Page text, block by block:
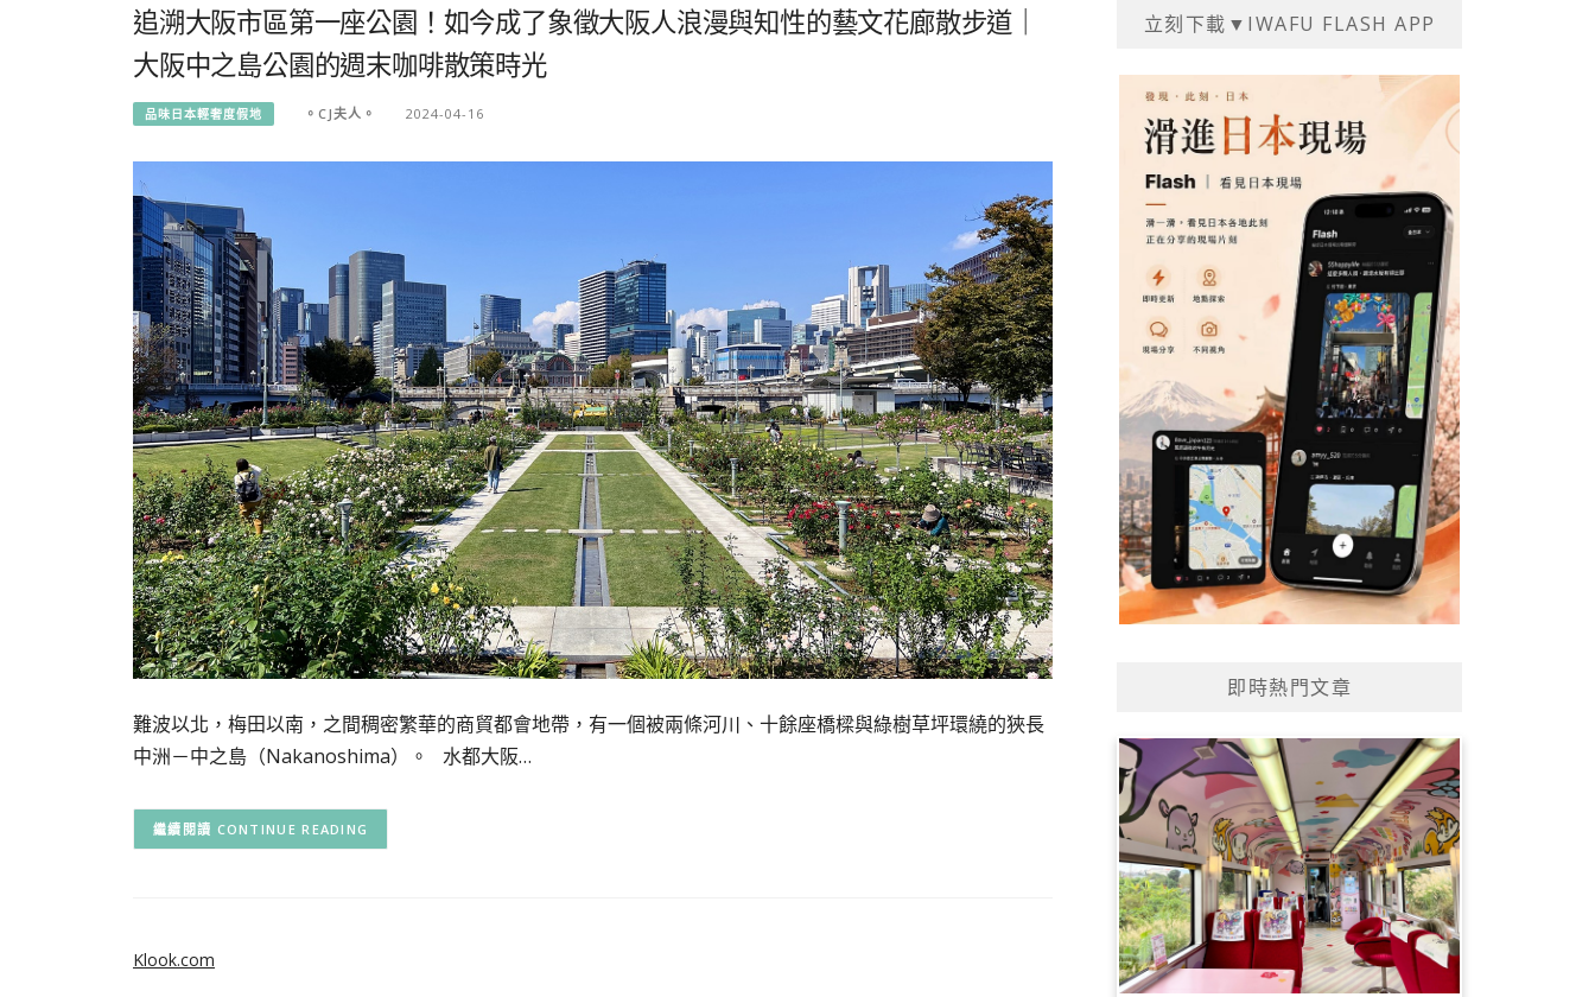
追溯大阪市區第一座公園！如今成了象徵大阪人浪漫與知性的藝文花廊散步道｜
大阪中之島公園的週末咖啡散策時光
品味日本輕奢度假地 。CJ夫人。 2024-04-16
難波以北，梅田以南，之間稠密繁華的商貿都會地帶，有一個被兩條河川、十餘座橋樑與綠樹草坪環繞的狹長
中洲－中之島（Nakanoshima）。 水都大阪…
CONTINUE READING
立刻下載▼IWAFU FLASH APP
即時熱門文章
Klook.com